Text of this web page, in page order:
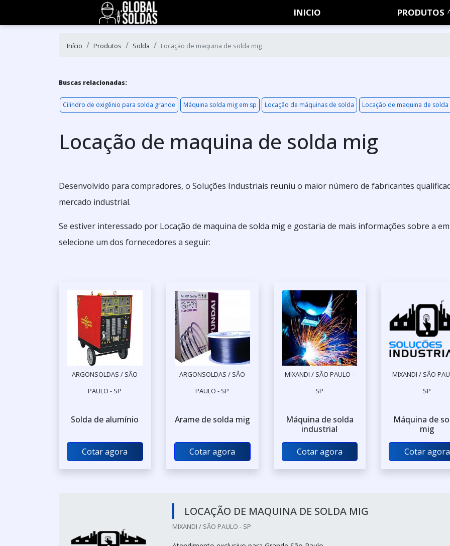
INICIO PRODUTOS
Início Produtos Solda Locação de maquina de solda mig
Buscas relacionadas:
Cilindro de oxigênio para solda grande Máquina solda mig em sp Locação de máquinas de solda Locação de maquina de solda
Locação de maquina de solda mig
Desenvolvido para compradores, o Soluções Industriais reuniu o maior número de fabricantes
mercado industrial.
Se estiver interessado por Locação de maquina de solda mig e gostaria de mais informações sobre a
selecione um dos fornecedores a seguir:
ARGONSOLDAS / SÃO
PAULO - SP
Solda de alumínio
Cotar agora
ARGONSOLDAS / SÃO
PAULO - SP
Arame de solda mig
Cotar agora
MIXANDI / SÃO PAULO -
SP
Máquina de solda
industrial
Cotar agora
MIXANDI / SÃO
SP
Máquina de
mig
Cotar agora
LOCAÇÃO DE MAQUINA DE SOLDA MIG
MIXANDI / SÃO PAULO - SP